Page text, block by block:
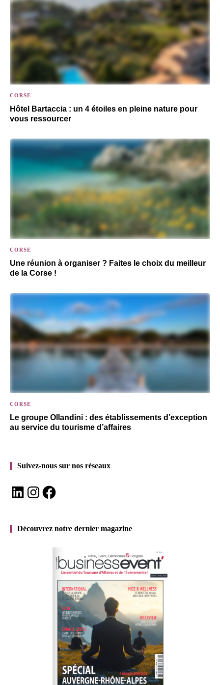
CORSE
Hôtel Bartaccia : un 4 étoiles en pleine nature pour
vous ressourcer
CORSE
Une réunion à organiser ? Faites le choix du meilleur
de la Corse !
CORSE
Le groupe Ollandini : des établissements d’exception
au service du tourisme d’affaires
Suivez-nous sur nos réseaux
LinkedInInstagramFacebook
Découvrez notre dernier magazine